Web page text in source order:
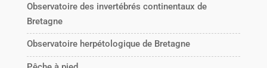
Observatoire des invertébrés continentaux de
Bretagne
Observatoire herpétologique de Bretagne